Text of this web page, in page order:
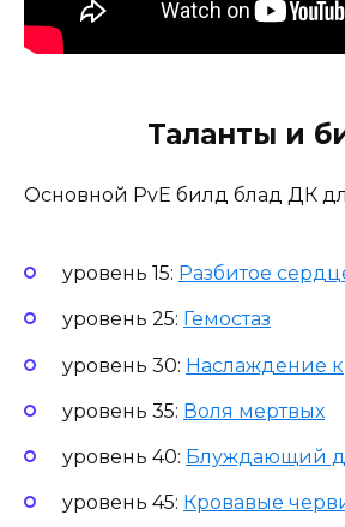
Таланты и
Основной PvE билд блад ДК
уровень 15: Разбитое
уровень 25: Гемостаз
уровень 30: Наслаждение
уровень 35: Воля мертвых
уровень 40: Блуждающий
уровень 45: Кровавые